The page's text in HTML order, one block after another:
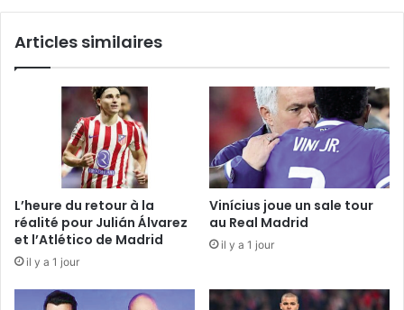
Articles similaires
L’heure du retour à la
réalité pour Julián Álvarez
et l’Atlético de Madrid
il y a 1 jour
Vinícius joue un sale tour
au Real Madrid
il y a 1 jour